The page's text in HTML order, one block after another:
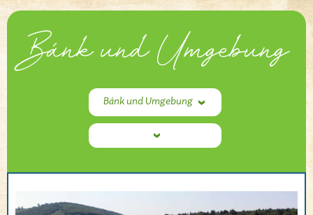
Bánk und Umgebung
Bánk und Umgebung